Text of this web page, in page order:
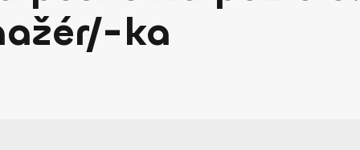
ka